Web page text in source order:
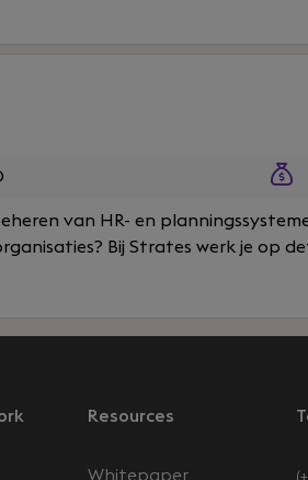
van HR- en
Bij Strates werk je op
Resources
Whitepaper